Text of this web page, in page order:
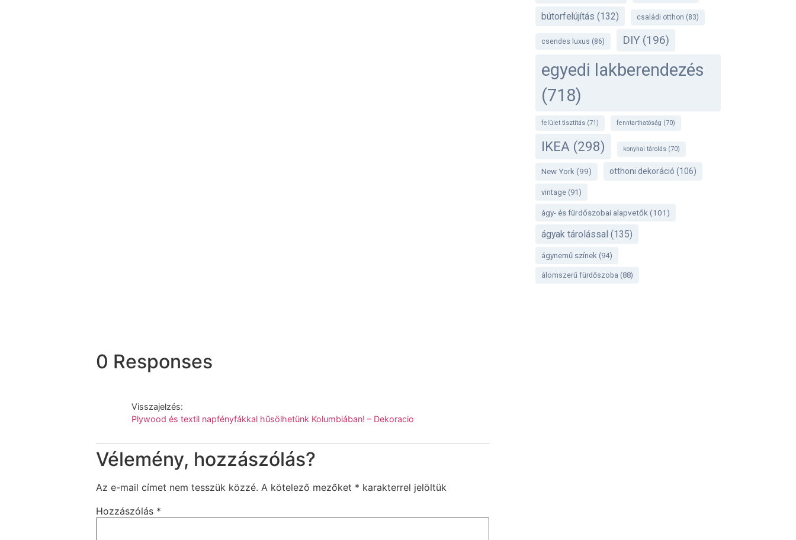
bútorfelújítás (132) családi otthon (83)
csendes luxus (86) DIY(196)
egyedi lakberendezés
(718)
felület tisztítás(71) fenntarthatóság (70)
IKEA (298) konyhai tárolás(70)
New York(99) otthoni dekoráció (106)
vintage(91)
ágy- és fürdőszobai alapvetők (101)
ágyak tárolással (135)
ágynemű színek(94)
álomszerű fürdőszoba (88)
0 Responses
Visszajelzés:
Plywood és textil napfényfákkal hűsölhetünk Kolumbiában! – Dekoracio
Vélemény, hozzászólás?
Az e-mail címet nem tesszük közzé. A kötelező mezőket * karakterrel jelöltük
Hozzászólás *